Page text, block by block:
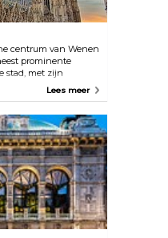
centrum van Wenen
prominente
stad, met zijn
interieurs, zijn in
periodes
decoraties.
door de kathedraal,
of beklim de 136 m
de
in Oostenrijk,
Lees meer